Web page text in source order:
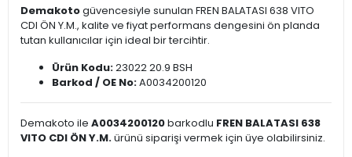
Demakotogüvencesiyle sunulan FREN BALATASI 638 VITO
CDI ÖN Y.M., kalite ve fiyat performans dengesini ön planda
tutan kullanıcılar için ideal bir tercihtir.
Ürün Kodu:23022 20.9 BSH
Barkod / OE No:A0034200120
Demakoto ile A0034200120barkodlu FREN BALATASI 638
VITO CDI ÖN Y.M.ürünü siparişi vermek için üye olabilirsiniz.